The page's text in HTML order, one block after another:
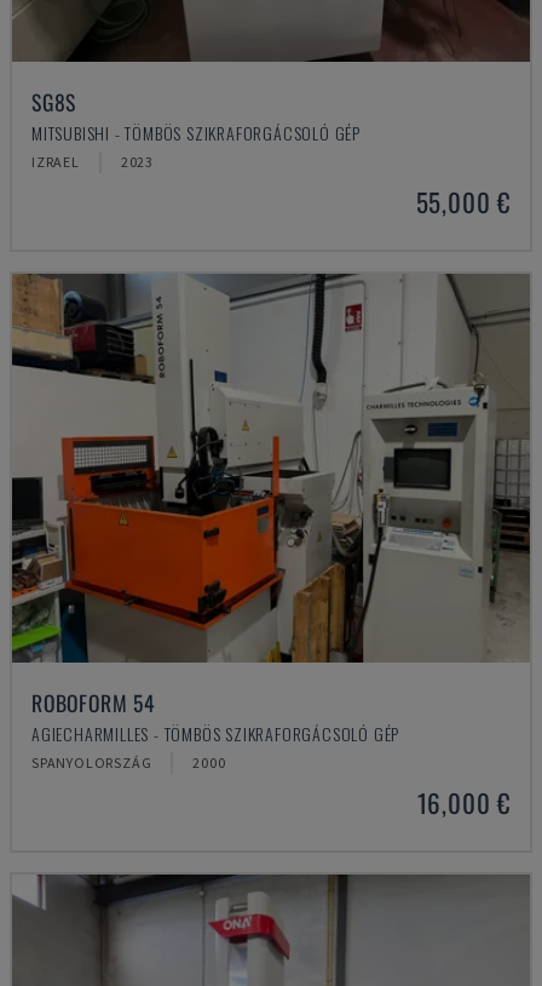
SG8S
MITSUBISHI - TÖMBÖS SZIKRAFORGÁCSOLÓ GÉP
IZRAEL 2023
55,000 €
ROBOFORM 54
AGIECHARMILLES - TÖMBÖS SZIKRAFORGÁCSOLÓ GÉP
SPANYOLORSZÁG 2000
16,000 €